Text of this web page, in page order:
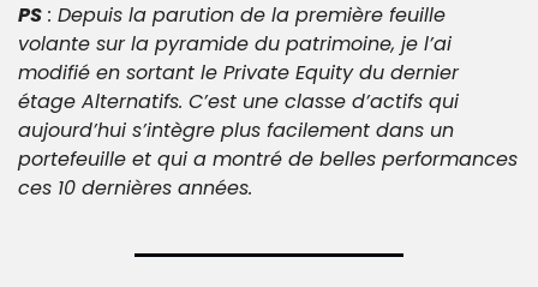
PS : Depuis la parution de la première feuille
volante sur la pyramide du patrimoine, je l’ai
modifié en sortant le Private Equity du dernier
étage Alternatifs. C’est une classe d’actifs qui
aujourd’hui s’intègre plus facilement dans un
portefeuille et qui a montré de belles performances
ces 10 dernières années.